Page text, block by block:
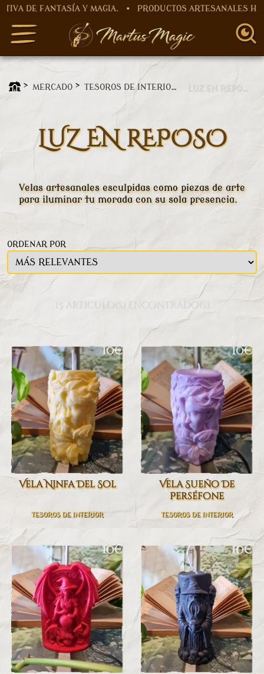
Y MAGIA. • PRODUCTOS ARTESANALES HECHOS
LUZ EN REPOSO
TESOROS DE INTERIOR
MERCADO
LUZ EN REPOSO
Velas artesanales esculpidas como piezas de arte
para iluminar tu morada con su sola presencia.
15 articulo(s) encontrado(s)
ORDENAR POR
Vela Ninfa Del Sol
10€
TESOROS DE INTERIOR
Vela Sueño De
Perséfone
10€
TESOROS DE INTERIOR
10€ 10€